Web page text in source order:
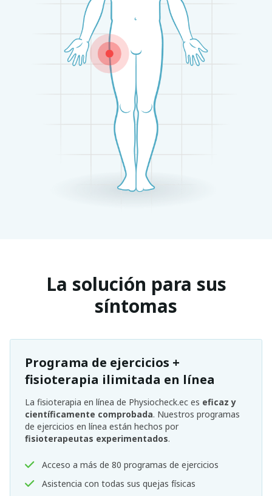
La solución para sus
síntomas
Programa de ejercicios +
fisioterapia ilimitada en línea
La fisioterapia en línea de Physiocheck.ec es eficaz y
científicamente comprobada. Nuestros programas
de ejercicios en línea están hechos por
fisioterapeutas experimentados.
Acceso a más de 80 programas de ejercicios
Asistencia con todas sus quejas físicas